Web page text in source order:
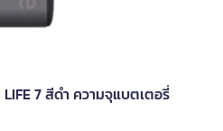
7 สีดำ ความจุแบตเตอรี่